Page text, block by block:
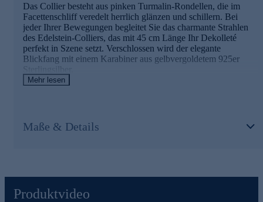
Das Collier besteht aus pinken Turmalin-Rondellen, die im
Facettenschliff veredelt herrlich glänzen und schillern. Bei
jeder Ihrer Bewegungen begleitet Sie das charmante Strahlen
des Edelstein-Colliers, das mit 45 cm Länge Ihr Dekolleté
perfekt in Szene setzt. Verschlossen wird der elegante
Blickfang mit einem Karabiner aus gelbvergoldetem 925er
Sterlingsilber.
keine Kompromisse ein. Aus diesem Grund werden unsere
Edelmetallkontrollgesetzgebung.
Mehr lesen
Maße & Details
Produktvideo